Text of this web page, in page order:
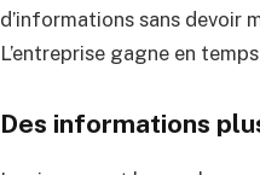
d’informations sans devoir
L’entreprise gagne en
Des informations